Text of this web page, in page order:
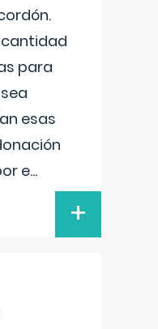
cantidad
para
esas
e...
+